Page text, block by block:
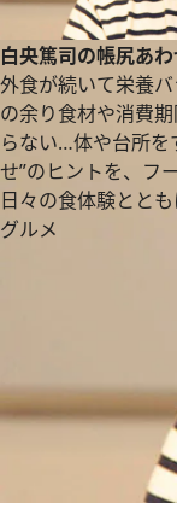
白央篤司の帳尻あ
外食が続いて栄養
の余り食材や消費
らない…体や台所を
せ”のヒントを、フ
日々の食体験ととも
グルメ